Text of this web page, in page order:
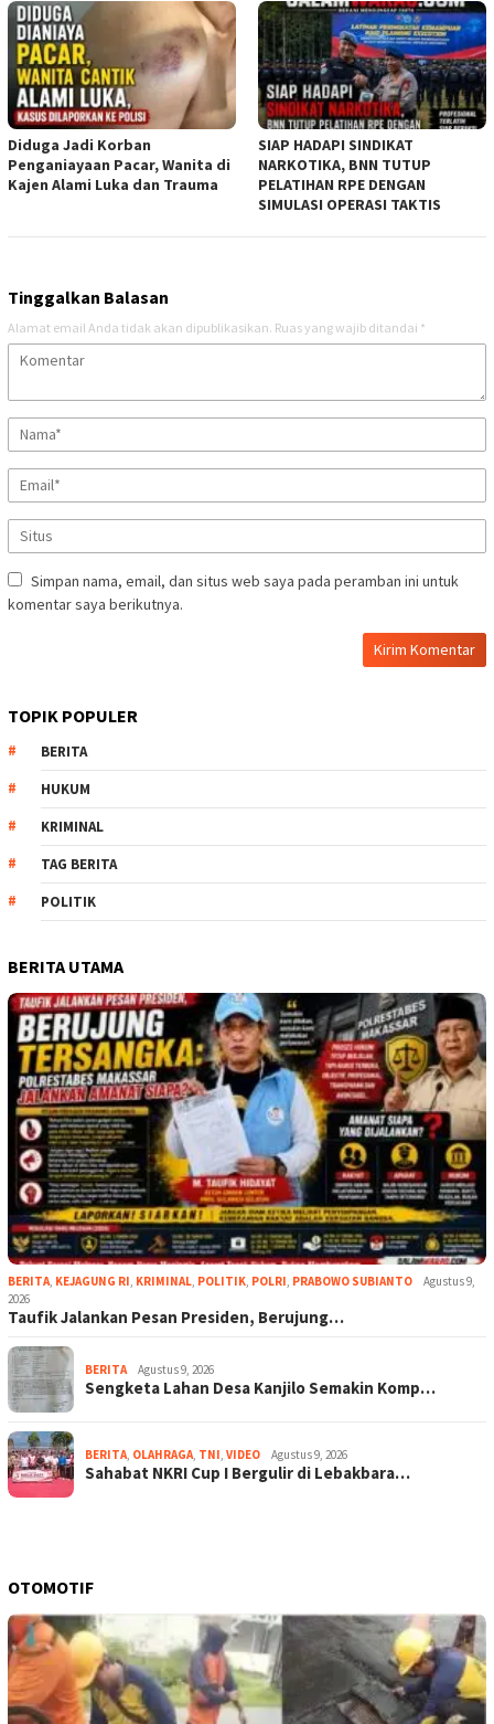
Diduga Jadi Korban
Penganiayaan Pacar, Wanita di
Kajen Alami Luka dan Trauma
SIAP HADAPI SINDIKAT
NARKOTIKA, BNN TUTUP
PELATIHAN RPE DENGAN
SIMULASI OPERASI TAKTIS
Tinggalkan Balasan
Alamat email Anda tidak akan dipublikasikan. Ruas yang wajib ditandai *
Simpan nama, email, dan situs web saya pada peramban ini untuk
komentar saya berikutnya.
TOPIK POPULER
BERITA
HUKUM
KRIMINAL
TAG BERITA
POLITIK
BERITA UTAMA
BERITA, KEJAGUNG RI, KRIMINAL, POLITIK, POLRI, PRABOWO SUBIANTO
Agustus 9,
2026
Taufik Jalankan Pesan Presiden, Berujung…
BERITA Agustus 9, 2026
Sengketa Lahan Desa Kanjilo Semakin Komp…
BERITA, OLAHRAGA, TNI, VIDEO Agustus 9, 2026
Sahabat NKRI Cup I Bergulir di Lebakbara…
OTOMOTIF